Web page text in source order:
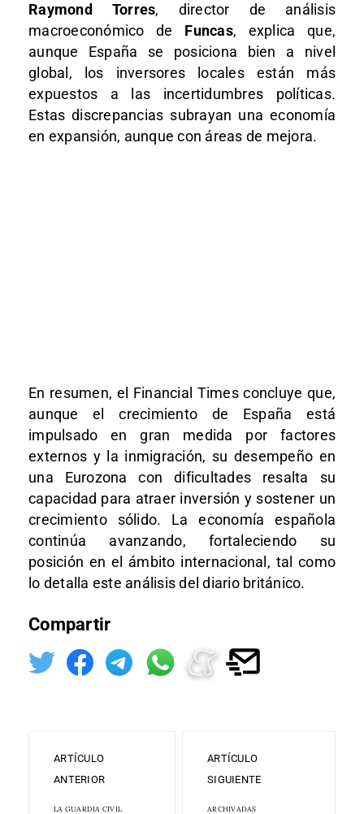
Raymond Torres, director de análisis
macroeconómico de Funcas, explica que,
aunque España se posiciona bien a nivel
global, los inversores locales están más
expuestos a las incertidumbres políticas.
Estas discrepancias subrayan una economía
en expansión, aunque con áreas de mejora.
En resumen, el Financial Times concluye que,
aunque el crecimiento de España está
impulsado en gran medida por factores
externos y la inmigración, su desempeño en
una Eurozona con dificultades resalta su
capacidad para atraer inversión y sostener un
crecimiento sólido. La economía española
continúa avanzando, fortaleciendo su
posición en el ámbito internacional, tal como
lo detalla este análisis del diario británico.
Compartir
ARTÍCULO
ANTERIOR
LA GUARDIA CIVIL
ARTÍCULO
SIGUIENTE
ARCHIVADAS